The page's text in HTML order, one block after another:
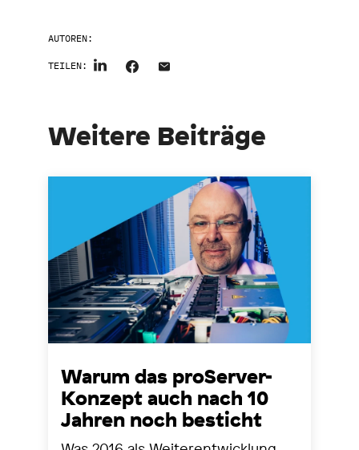
AUTOREN:
TEILEN:
Weitere Beiträge
Warum das proServer-
Konzept auch nach 10
Jahren noch besticht